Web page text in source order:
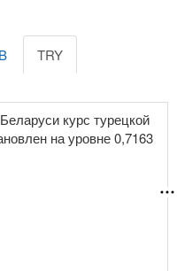
TRY
курс турецкой
на уровне 0,7163